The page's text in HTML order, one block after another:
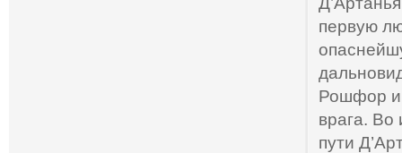
первую
Рошфор и
врага. Во
пути